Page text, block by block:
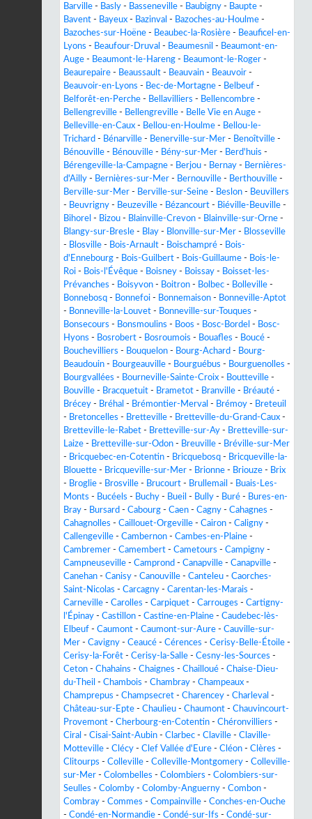
Barville - Basly - Basseneville - Baubigny - Baupte -
Bavent - Bayeux - Bazinval - Bazoches-au-Houlme -
Bazoches-sur-Hoëne - Beaubec-la-Rosière - Beauficel-en-
Lyons - Beaufour-Druval - Beaumesnil - Beaumont-en-
Auge - Beaumont-le-Hareng - Beaumont-le-Roger -
Beaurepaire - Beaussault - Beauvain - Beauvoir -
Beauvoir-en-Lyons - Bec-de-Mortagne - Belbeuf -
Belforêt-en-Perche - Bellavilliers - Bellencombre -
Bellengreville - Bellengreville - Belle Vie en Auge -
Belleville-en-Caux - Bellou-en-Houlme - Bellou-le-
Trichard - Bénarville - Benerville-sur-Mer - Benoîtville -
Bénouville - Bénouville - Bény-sur-Mer - Berd'huis -
Bérengeville-la-Campagne - Berjou - Bernay - Bernières-
d'Ailly - Bernières-sur-Mer - Bernouville - Berthouville -
Berville-sur-Mer - Berville-sur-Seine - Beslon - Beuvillers
- Beuvrigny - Beuzeville - Bézancourt - Biéville-Beuville -
Bihorel - Bizou - Blainville-Crevon - Blainville-sur-Orne -
Blangy-sur-Bresle - Blay - Blonville-sur-Mer - Blosseville
- Blosville - Bois-Arnault - Boischampré - Bois-
d'Ennebourg - Bois-Guilbert - Bois-Guillaume - Bois-le-
Roi - Bois-l'Évêque - Boisney - Boissay - Boisset-les-
Prévanches - Boisyvon - Boitron - Bolbec - Bolleville -
Bonnebosq - Bonnefoi - Bonnemaison - Bonneville-Aptot
- Bonneville-la-Louvet - Bonneville-sur-Touques -
Bonsecours - Bonsmoulins - Boos - Bosc-Bordel - Bosc-
Hyons - Bosrobert - Bosroumois - Bouafles - Boucé -
Bouchevilliers - Bouquelon - Bourg-Achard - Bourg-
Beaudouin - Bourgeauville - Bourguébus - Bourguenolles -
Bourgvallées - Bourneville-Sainte-Croix - Boutteville -
Bouville - Bracquetuit - Brametot - Branville - Bréauté -
Brécey - Bréhal - Brémontier-Merval - Brémoy - Breteuil
- Bretoncelles - Bretteville - Bretteville-du-Grand-Caux -
Bretteville-le-Rabet - Bretteville-sur-Ay - Bretteville-sur-
Laize - Bretteville-sur-Odon - Breuville - Bréville-sur-Mer
- Bricquebec-en-Cotentin - Bricquebosq - Bricqueville-la-
Blouette - Bricqueville-sur-Mer - Brionne - Briouze - Brix
- Broglie - Brosville - Brucourt - Brullemail - Buais-Les-
Monts - Bucéels - Buchy - Bueil - Bully - Buré - Bures-en-
Bray - Bursard - Cabourg - Caen - Cagny - Cahagnes -
Cahagnolles - Caillouet-Orgeville - Cairon - Caligny -
Callengeville - Cambernon - Cambes-en-Plaine -
Cambremer - Camembert - Cametours - Campigny -
Campneuseville - Camprond - Canapville - Canapville -
Canehan - Canisy - Canouville - Canteleu - Caorches-
Saint-Nicolas - Carcagny - Carentan-les-Marais -
Carneville - Carolles - Carpiquet - Carrouges - Cartigny-
l'Épinay - Castillon - Castine-en-Plaine - Caudebec-lès-
Elbeuf - Caumont - Caumont-sur-Aure - Cauville-sur-
Mer - Cavigny - Ceaucé - Cérences - Cerisy-Belle-Étoile -
Cerisy-la-Forêt - Cerisy-la-Salle - Cesny-les-Sources -
Ceton - Chahains - Chaignes - Chailloué - Chaise-Dieu-
du-Theil - Chambois - Chambray - Champeaux -
Champrepus - Champsecret - Charencey - Charleval -
Château-sur-Epte - Chaulieu - Chaumont - Chauvincourt-
Provemont - Cherbourg-en-Cotentin - Chéronvilliers -
Ciral - Cisai-Saint-Aubin - Clarbec - Claville - Claville-
Motteville - Clécy - Clef Vallée d'Eure - Cléon - Clères -
Clitourps - Colleville - Colleville-Montgomery - Colleville-
sur-Mer - Colombelles - Colombiers - Colombiers-sur-
Seulles - Colomby - Colomby-Anguerny - Combon -
Combray - Commes - Compainville - Conches-en-Ouche
- Condé-en-Normandie - Condé-sur-Ifs - Condé-sur-